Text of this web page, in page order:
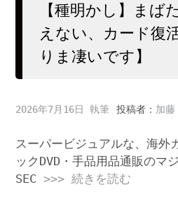
【種明かし】まば
えない、カード復
りま凄いです】
2026年7月16日 投稿者： 加藤
スーパービジュアルな、海
ックDVD・手品用品通販のマ
SEC >>> 続きを読む